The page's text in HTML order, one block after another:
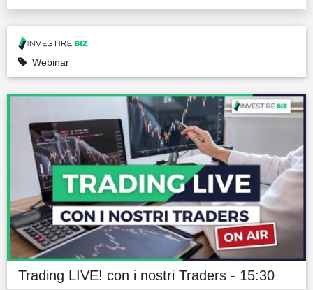
Webinar
Trading LIVE! con i nostri Traders - 15:30